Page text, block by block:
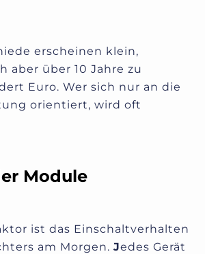
erscheinen klein,
aber über 10 Jahre zu
Euro. Wer sich nur an die
orientiert, wird oft
Module
ist das Einschaltverhalten
am Morgen. Jedes Gerät